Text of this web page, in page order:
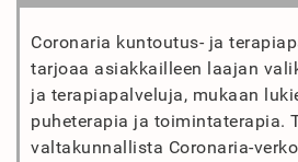
Coronaria kuntoutus- ja
tarjoaa asiakkailleen laajan
ja terapiapalveluja, mukaan
puheterapia ja toimintaterapia.
valtakunnallista Coronaria-